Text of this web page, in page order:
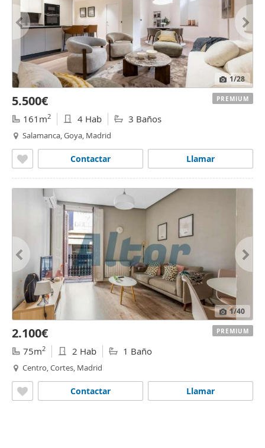
1/28
5.500€
161m2 4 Hab 3 Baños
Salamanca, Goya, Madrid
Llamar
Contactar
PREMIUM
1/40
2.100€
75m2 2 Hab 1 Baño
Centro, Cortes, Madrid
Llamar
Contactar
PREMIUM